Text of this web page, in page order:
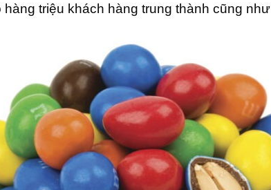
triệu khách hàng trung thành cũng